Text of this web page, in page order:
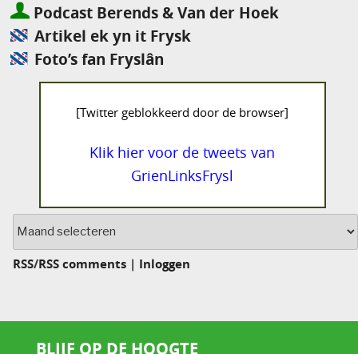
Podcast Berends & Van der Hoek
Artikel ek yn it Frysk
Foto’s fan Fryslân
[Twitter geblokkeerd door de browser]
Klik hier voor de tweets van
GrienLinksFrysl
RSS/RSS comments | Inloggen
BLIJF OP DE HOOGTE